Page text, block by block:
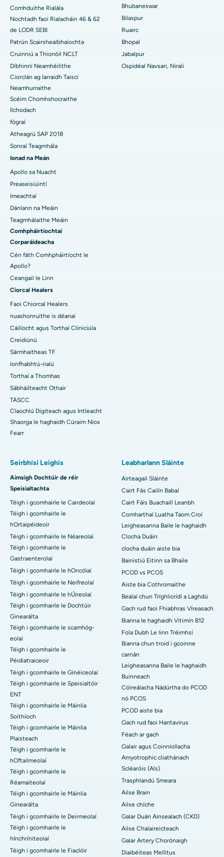
An tOspidéal Ailse is Fearr do Mhná i nDeisceart Delhi
Comhduithe Rialála
Nochtadh faoi Rialacháin 46 & 62
de LODR SEBI
Patrún Scairshealbhaíochta
Cruinniú a Thionóil NCLT
Díbhinní Neamhéilithe
Ciorclán ag Iarraidh Taiscí
Neamhurraithe
Scéim Chomhshocraithe
Ilchodach
fógraí
Atheagrú SAP 2018
Sonraí Teagmhála
Ionad na Meán
Apollo sa Nuacht
Preaseisiúintí
Imeachtaí
Dánlann na Meáin
Teagmhálaithe Meáin
Comhpháirtíochtaí
Corparáideacha
Cén fáth Comhpháirtíocht le
Apollo?
Ceangail le Linn
Ciorcal Healers
Faoi Chiorcal Healers
nuashonruithe is déanaí
Cáilíocht agus Torthaí Cliniciúla
Creidiúnú
Sármhaitheas TF
Ionfhabhtú-rialú
Torthaí a Thomhas
Sábháilteacht Othair
TASCC
Claochlú Digiteach agus Intleacht
Shaorga le haghaidh Cúraim Níos
Fearr
Bhubaneswar
Bilaspur
Ruairc
Bhopal
Jabalpur
Ospidéal Navsari, Nirali
Seirbhísí Leighis
Aimsigh Dochtúir de réir
Speisialtachta
Téigh i gcomhairle le Cairdeolaí
Téigh i gcomhairle le
hOrtaipéideoir
Téigh i gcomhairle le Néareolaí
Téigh i gcomhairle le
Gastraenterolaí
Téigh i gcomhairle le hOncólaí
Téigh i gcomhairle le Neifreolaí
Téigh i gcomhairle le hÚireolaí
Téigh i gcomhairle le Dochtúir
Ginearálta
Téigh i gcomhairle le scamhóg-
eolaí
Téigh i gcomhairle le
Péidiatraiceoir
Téigh i gcomhairle le Gínéiceolaí
Téigh i gcomhairle le Speisialtóir
ENT
Téigh i gcomhairle le Máinlia
Soithíoch
Téigh i gcomhairle le Máinlia
Plaisteach
Téigh i gcomhairle le
hOftailmeolaí
Téigh i gcomhairle le
Réamaiteolaí
Téigh i gcomhairle le Máinlia
Ginearálta
Téigh i gcomhairle le Deirmeolaí
Téigh i gcomhairle le
hInchríniteolaí
Téigh i gcomhairle le Fiaclóir
Leabharlann Sláinte
Airteagail Sláinte
Cairt Fás Cailín Babaí
Cairt Fáis Buachaill Leanbh
Comharthaí Luatha Taom Croí
Leigheasanna Baile le haghaidh
Clocha Duáin
clocha duáin aiste bia
Bainistiú Eitinn sa Bhaile
PCOD vs PCOS
Aiste bia Cothromaithe
Bealaí chun Tríghlicrídí a Laghdú
Gach rud faoi Fhiabhras Víreasach
Bianna le haghaidh Vitimín B12
Fola Dubh Le linn Tréimhsí
Bianna chun troid i gcoinne
carnán
Leigheasanna Baile le haghaidh
Buinneach
Cóireálacha Nádúrtha do PCOD
nó PCOS
PCOD aiste bia
Gach rud faoi Hantavirus
Féach ar gach
Galair agus Coinníollacha
Amyotrophic cliathánach
Scléaróis (Als)
Trasphlandú Smeara
Ailse Brain
Ailse chíche
Galar Duán Ainsealach (CKD)
Ailse Chalaireicteach
Galar Artery Chorónaigh
Diaibéiteas Mellitus